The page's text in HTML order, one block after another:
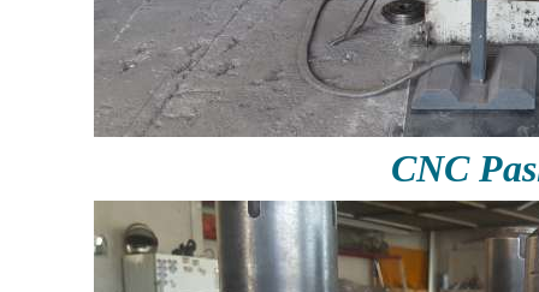
CNC